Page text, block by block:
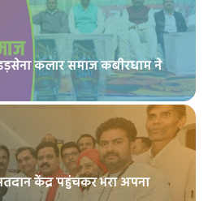
डड़सेना कलार समाज कबीरधाम ने
केंद्र पहुंचकर भरा अपना